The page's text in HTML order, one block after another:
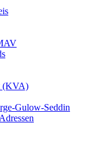
(KVA)
Gulow-Seddin